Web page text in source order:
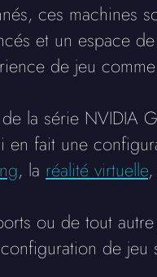
ces machines
et un espace
de jeu comme
la série NVIDIA
fait une
, la réalité virtuelle,
ou de tout
de jeu